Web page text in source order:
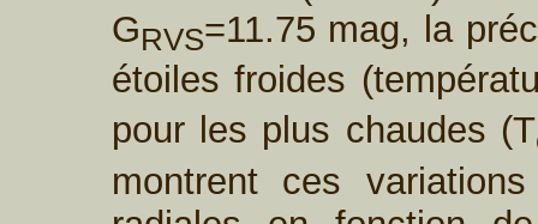
GRVS=11.75 mag, la
étoiles froides
pour les plus chaudes (T
montrent ces